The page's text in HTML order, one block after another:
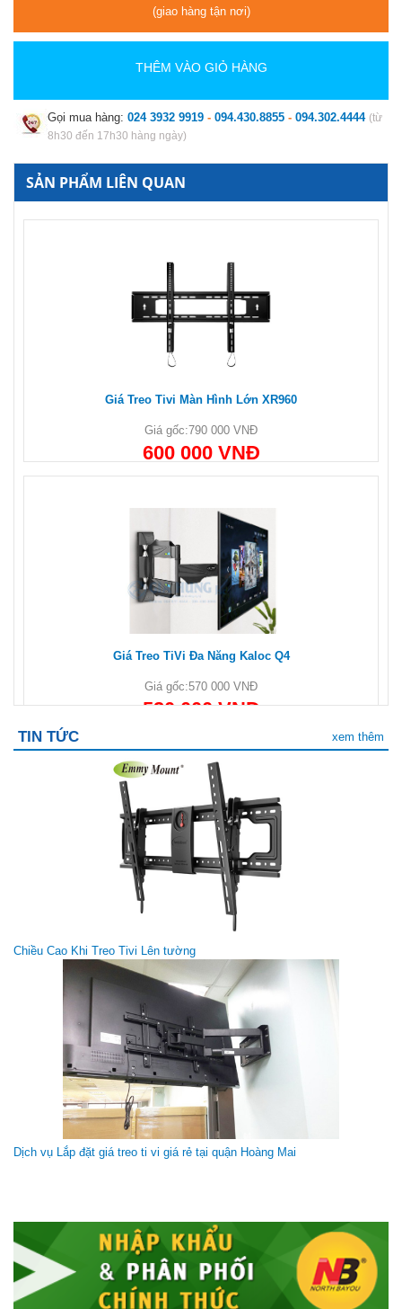
(giao hàng tận nơi)
THÊM VÀO GIỎ HÀNG
Gọi mua hàng: 024 3932 9919 - 094.430.8855 - 094.302.4444 (từ
8h30 đến 17h30 hàng ngày)
SẢN PHẨM LIÊN QUAN
Giá Treo Tivi Màn Hình Lớn XR960
Giá gốc:790 000 VNĐ
600 000 VNĐ
Giá Treo TiVi Đa Năng Kaloc Q4
Giá gốc:570 000 VNĐ
520 000 VNĐ
Cột tivi hội nghị AVA50
1 550 000 VNĐ
250 000 VNĐ
TIN TỨC xem thêm
Chiều Cao Khi Treo Tivi Lên tường
Dịch vụ Lắp đặt giá treo ti vi giá rẻ tại quận Hoàng Mai